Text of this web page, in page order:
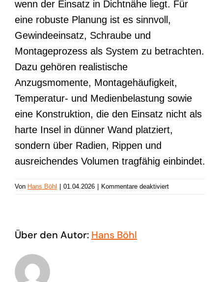
wenn der Einsatz in Dichtnähe liegt. Für
eine robuste Planung ist es sinnvoll,
Gewindeeinsatz, Schraube und
Montageprozess als System zu betrachten.
Dazu gehören realistische
Anzugsmomente, Montagehäufigkeit,
Temperatur- und Medienbelastung sowie
eine Konstruktion, die den Einsatz nicht als
harte Insel in dünner Wand platziert,
sondern über Radien, Rippen und
ausreichendes Volumen tragfähig einbindet.
Von Hans Böhl | 01.04.2026 | Kommentare deaktiviertfür
Über den Autor: Hans Böhl